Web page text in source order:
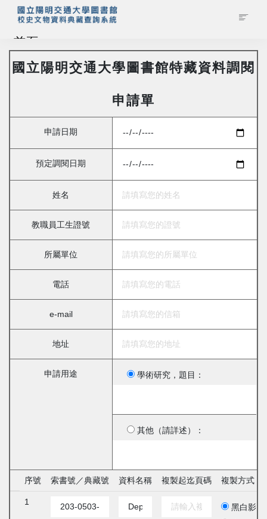
首頁
藏品查詢
管理者登入
國立陽明交通大學圖書館特藏資料調閱
申請單
申請日期
預定調閱日期
姓名
教職員工生證號
所屬單位
電話
e-mail
地址
申請用途 學術研究，題目：
其他（請詳述）：
序號 索書號／典藏號 資料名稱 複製起迄頁碼 複製方式
1
黑白影印